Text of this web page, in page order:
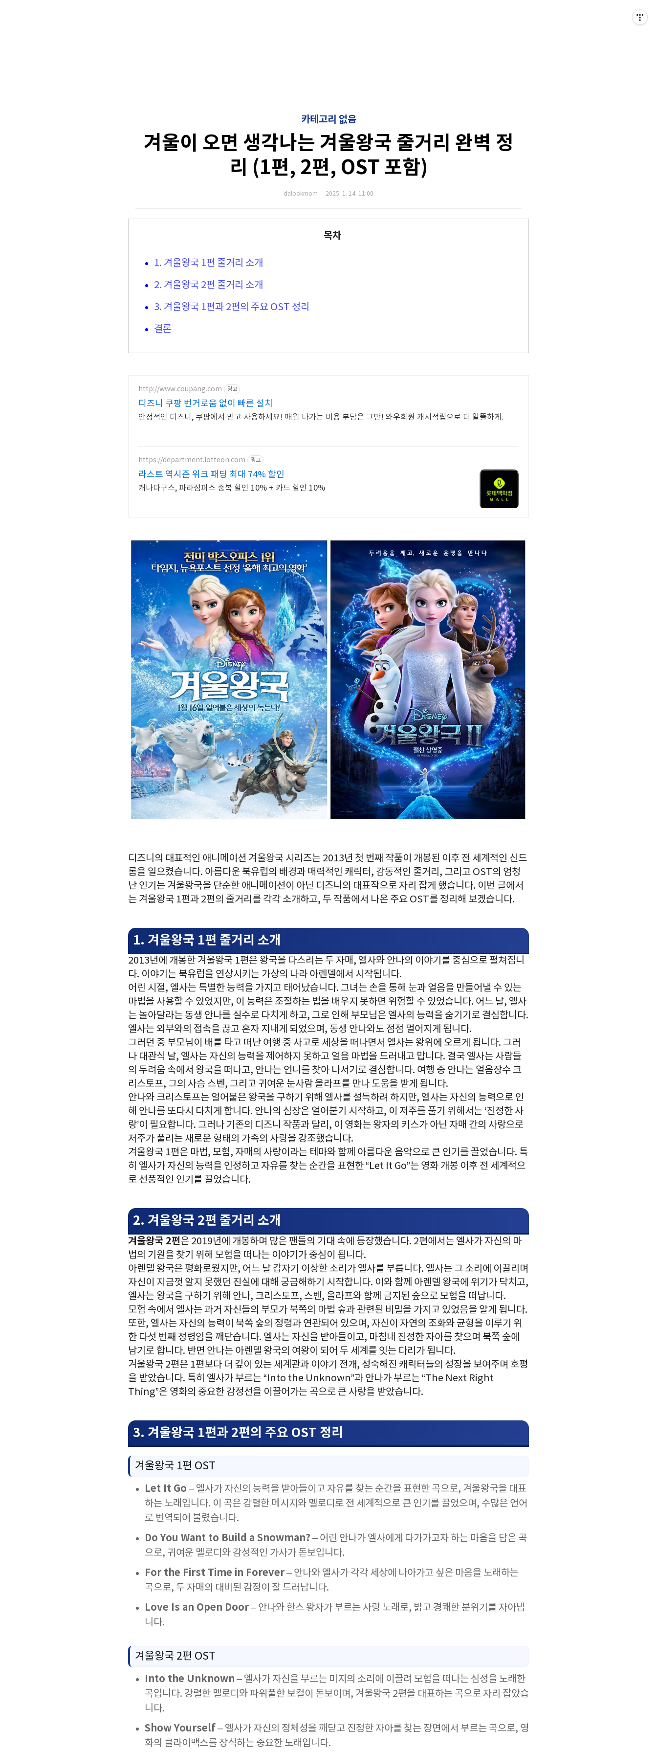
카테고리 없음
겨울이 오면 생각나는 겨울왕국 줄거리 완벽 정
리 (1편, 2편, OST 포함)
dalbokmom 2025. 1. 14. 11:00
목차
1. 겨울왕국 1편 줄거리 소개
2. 겨울왕국 2편 줄거리 소개
3. 겨울왕국 1편과 2편의 주요 OST 정리
결론
http://www.coupang.com 광고
디즈니 쿠팡 번거로움 없이 빠른 설치
안정적인 디즈니, 쿠팡에서 믿고 사용하세요! 매월 나가는 비용 부담은 그만! 와우회원 캐시적립으로 더 알뜰하게.
https://department.lotteon.com 광고
라스트 역시즌 위크 패딩 최대 74% 할인
캐나다구스, 파라점퍼스 중복 할인 10% + 카드 할인 10%
디즈니의 대표적인 애니메이션 겨울왕국 시리즈는 2013년 첫 번째 작품이 개봉된 이후 전 세계적인 신드
롬을 일으켰습니다. 아름다운 북유럽의 배경과 매력적인 캐릭터, 감동적인 줄거리, 그리고 OST의 엄청
난 인기는 겨울왕국을 단순한 애니메이션이 아닌 디즈니의 대표작으로 자리 잡게 했습니다. 이번 글에서
는 겨울왕국 1편과 2편의 줄거리를 각각 소개하고, 두 작품에서 나온 주요 OST를 정리해 보겠습니다.
1. 겨울왕국 1편 줄거리 소개
2013년에 개봉한 겨울왕국 1편은 왕국을 다스리는 두 자매, 엘사와 안나의 이야기를 중심으로 펼쳐집니
다. 이야기는 북유럽을 연상시키는 가상의 나라 아렌델에서 시작됩니다.
어린 시절, 엘사는 특별한 능력을 가지고 태어났습니다. 그녀는 손을 통해 눈과 얼음을 만들어낼 수 있는
마법을 사용할 수 있었지만, 이 능력은 조절하는 법을 배우지 못하면 위험할 수 있었습니다. 어느 날, 엘사
는 놀아달라는 동생 안나를 실수로 다치게 하고, 그로 인해 부모님은 엘사의 능력을 숨기기로 결심합니다.
엘사는 외부와의 접촉을 끊고 혼자 지내게 되었으며, 동생 안나와도 점점 멀어지게 됩니다.
그러던 중 부모님이 배를 타고 떠난 여행 중 사고로 세상을 떠나면서 엘사는 왕위에 오르게 됩니다. 그러
나 대관식 날, 엘사는 자신의 능력을 제어하지 못하고 얼음 마법을 드러내고 맙니다. 결국 엘사는 사람들
의 두려움 속에서 왕국을 떠나고, 안나는 언니를 찾아 나서기로 결심합니다. 여행 중 안나는 얼음장수 크
리스토프, 그의 사슴 스벤, 그리고 귀여운 눈사람 올라프를 만나 도움을 받게 됩니다.
안나와 크리스토프는 얼어붙은 왕국을 구하기 위해 엘사를 설득하려 하지만, 엘사는 자신의 능력으로 인
해 안나를 또다시 다치게 합니다. 안나의 심장은 얼어붙기 시작하고, 이 저주를 풀기 위해서는 ‘진정한 사
랑’이 필요합니다. 그러나 기존의 디즈니 작품과 달리, 이 영화는 왕자의 키스가 아닌 자매 간의 사랑으로
저주가 풀리는 새로운 형태의 가족의 사랑을 강조했습니다.
겨울왕국 1편은 마법, 모험, 자매의 사랑이라는 테마와 함께 아름다운 음악으로 큰 인기를 끌었습니다. 특
히 엘사가 자신의 능력을 인정하고 자유를 찾는 순간을 표현한 “Let It Go”는 영화 개봉 이후 전 세계적으
로 선풍적인 인기를 끌었습니다.
2. 겨울왕국 2편 줄거리 소개
겨울왕국 2편은 2019년에 개봉하며 많은 팬들의 기대 속에 등장했습니다. 2편에서는 엘사가 자신의 마
법의 기원을 찾기 위해 모험을 떠나는 이야기가 중심이 됩니다.
아렌델 왕국은 평화로웠지만, 어느 날 갑자기 이상한 소리가 엘사를 부릅니다. 엘사는 그 소리에 이끌리며
자신이 지금껏 알지 못했던 진실에 대해 궁금해하기 시작합니다. 이와 함께 아렌델 왕국에 위기가 닥치고,
엘사는 왕국을 구하기 위해 안나, 크리스토프, 스벤, 올라프와 함께 금지된 숲으로 모험을 떠납니다.
모험 속에서 엘사는 과거 자신들의 부모가 북쪽의 마법 숲과 관련된 비밀을 가지고 있었음을 알게 됩니다.
또한, 엘사는 자신의 능력이 북쪽 숲의 정령과 연관되어 있으며, 자신이 자연의 조화와 균형을 이루기 위
한 다섯 번째 정령임을 깨닫습니다. 엘사는 자신을 받아들이고, 마침내 진정한 자아를 찾으며 북쪽 숲에
남기로 합니다. 반면 안나는 아렌델 왕국의 여왕이 되어 두 세계를 잇는 다리가 됩니다.
겨울왕국 2편은 1편보다 더 깊이 있는 세계관과 이야기 전개, 성숙해진 캐릭터들의 성장을 보여주며 호평
을 받았습니다. 특히 엘사가 부르는 “Into the Unknown”과 안나가 부르는 “The Next Right
Thing”은 영화의 중요한 감정선을 이끌어가는 곡으로 큰 사랑을 받았습니다.
3. 겨울왕국 1편과 2편의 주요 OST 정리
겨울왕국 1편 OST
Let It Go – 엘사가 자신의 능력을 받아들이고 자유를 찾는 순간을 표현한 곡으로, 겨울왕국을 대표
하는 노래입니다. 이 곡은 강렬한 메시지와 멜로디로 전 세계적으로 큰 인기를 끌었으며, 수많은 언어
로 번역되어 불렸습니다.
Do You Want to Build a Snowman? – 어린 안나가 엘사에게 다가가고자 하는 마음을 담은 곡
으로, 귀여운 멜로디와 감성적인 가사가 돋보입니다.
For the First Time in Forever– 안나와 엘사가 각각 세상에 나아가고 싶은 마음을 노래하는
곡으로, 두 자매의 대비된 감정이 잘 드러납니다.
Love Is an Open Door– 안나와 한스 왕자가 부르는 사랑 노래로, 밝고 경쾌한 분위기를 자아냅
니다.
겨울왕국 2편 OST
Into the Unknown – 엘사가 자신을 부르는 미지의 소리에 이끌려 모험을 떠나는 심정을 노래한
곡입니다. 강렬한 멜로디와 파워풀한 보컬이 돋보이며, 겨울왕국 2편을 대표하는 곡으로 자리 잡았습
니다.
Show Yourself– 엘사가 자신의 정체성을 깨닫고 진정한 자아를 찾는 장면에서 부르는 곡으로, 영
화의 클라이맥스를 장식하는 중요한 노래입니다.